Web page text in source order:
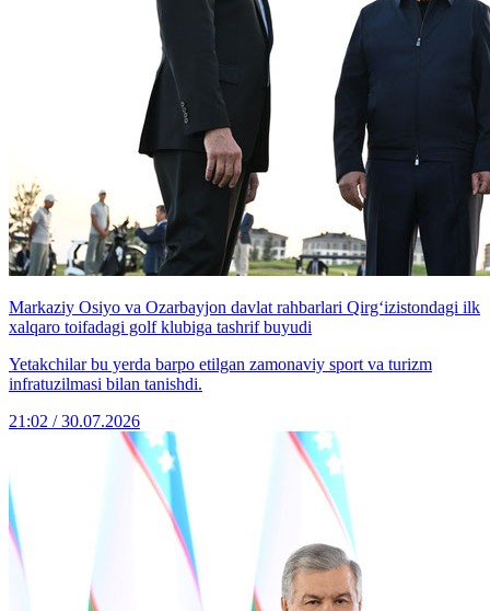
Markaziy Osiyo va Ozarbayjon davlat rahbarlari Qirg‘izistondagi ilk
xalqaro toifadagi golf klubiga tashrif buyudi
Yetakchilar bu yerda barpo etilgan zamonaviy sport va turizm
infratuzilmasi bilan tanishdi.
21:02 / 30.07.2026